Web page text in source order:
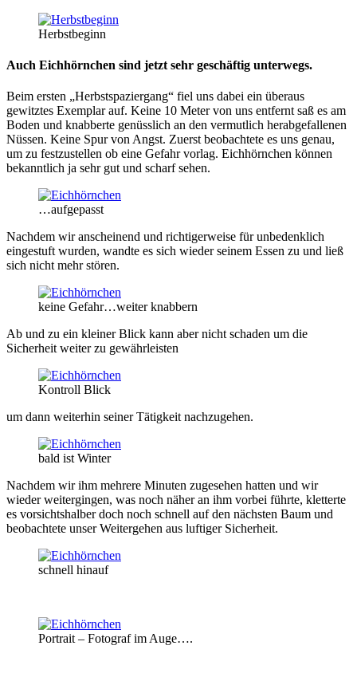
Herbstbeginn
Auch Eichhörnchen sind jetzt sehr geschäftig unterwegs.
Beim ersten „Herbstspaziergang“ fiel uns dabei ein überaus
gewitztes Exemplar auf. Keine 10 Meter von uns entfernt saß es am
Boden und knabberte genüsslich an den vermutlich herabgefallenen
Nüssen. Keine Spur von Angst. Zuerst beobachtete es uns genau,
um zu festzustellen ob eine Gefahr vorlag. Eichhörnchen können
bekanntlich ja sehr gut und scharf sehen.
…aufgepasst
Nachdem wir anscheinend und richtigerweise für unbedenklich
eingestuft wurden, wandte es sich wieder seinem Essen zu und ließ
sich nicht mehr stören.
keine Gefahr…weiter knabbern
Ab und zu ein kleiner Blick kann aber nicht schaden um die
Sicherheit weiter zu gewährleisten
Kontroll Blick
um dann weiterhin seiner Tätigkeit nachzugehen.
bald ist Winter
Nachdem wir ihm mehrere Minuten zugesehen hatten und wir
wieder weitergingen, was noch näher an ihm vorbei führte, kletterte
es vorsichtshalber doch noch schnell auf den nächsten Baum und
beobachtete unser Weitergehen aus luftiger Sicherheit.
schnell hinauf
Portrait – Fotograf im Auge….